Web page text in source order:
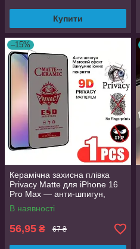
Купити
–15%
Керамічна захисна плівка
Privacy Matte для iPhone 16
Pro Max — анти-шпигун,
матова, Full Glue
В наявності
56,95 ₴ 67 ₴